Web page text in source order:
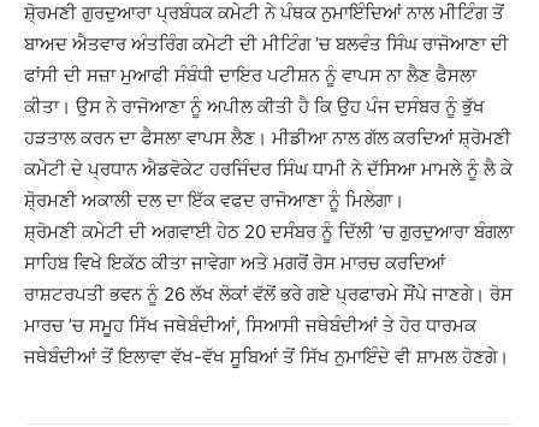
ਸ਼ੋ੍ਰਮਣੀ ਗੁਰਦੁਆਰਾ ਪ੍ਰਬੰਧਕ ਕਮੇਟੀ ਨੇ ਪੰਥਕ ਨੁਮਾਇੰਦਿਆਂ ਨਾਲ ਮੀਟਿੰਗ ਤੋਂ
ਬਾਅਦ ਐਤਵਾਰ ਅੰਤਰਿੰਗ ਕਮੇਟੀ ਦੀ ਮੀਟਿੰਗ ’ਚ ਬਲਵੰਤ ਸਿੰਘ ਰਾਜੋਆਣਾ ਦੀ
ਫਾਂਸੀ ਦੀ ਸਜ਼ਾ ਮੁਆਫੀ ਸੰਬੰਧੀ ਦਾਇਰ ਪਟੀਸ਼ਨ ਨੂੰ ਵਾਪਸ ਨਾ ਲੈਣ ਫੈਸਲਾ
ਕੀਤਾ। ਉਸ ਨੇ ਰਾਜੋਆਣਾ ਨੂੰ ਅਪੀਲ ਕੀਤੀ ਹੈ ਕਿ ਉਹ ਪੰਜ ਦਸੰਬਰ ਨੂੰ ਭੁੱਖ
ਹੜਤਾਲ ਕਰਨ ਦਾ ਫੈਸਲਾ ਵਾਪਸ ਲੈਣ। ਮੀਡੀਆ ਨਾਲ ਗੱਲ ਕਰਦਿਆਂ ਸ਼੍ਰੋਮਣੀ
ਕਮੇਟੀ ਦੇ ਪ੍ਰਧਾਨ ਐਡਵੋਕੇਟ ਹਰਜਿੰਦਰ ਸਿੰਘ ਧਾਮੀ ਨੇ ਦੱਸਿਆ ਮਾਮਲੇ ਨੂੰ ਲੈ ਕੇ
ਸ਼ੋ੍ਰਮਣੀ ਅਕਾਲੀ ਦਲ ਦਾ ਇੱਕ ਵਫਦ ਰਾਜੋਆਣਾ ਨੂੰ ਮਿਲੇਗਾ।
ਸ਼੍ਰੋਮਣੀ ਕਮੇਟੀ ਦੀ ਅਗਵਾਈ ਹੇਠ 20 ਦਸੰਬਰ ਨੂੰ ਦਿੱਲੀ ’ਚ ਗੁਰਦੁਆਰਾ ਬੰਗਲਾ
ਸਾਹਿਬ ਵਿਖੇ ਇਕੱਠ ਕੀਤਾ ਜਾਵੇਗਾ ਅਤੇ ਮਗਰੋਂ ਰੋਸ ਮਾਰਚ ਕਰਦਿਆਂ
ਰਾਸ਼ਟਰਪਤੀ ਭਵਨ ਨੂੰ 26 ਲੱਖ ਲੋਕਾਂ ਵੱਲੋਂ ਭਰੇ ਗਏ ਪ੍ਰਫਾਰਮੇ ਸੌਂਪੇ ਜਾਣਗੇ। ਰੋਸ
ਮਾਰਚ ’ਚ ਸਮੂਹ ਸਿੱਖ ਜਥੇਬੰਦੀਆਂ, ਸਿਆਸੀ ਜਥੇਬੰਦੀਆਂ ਤੇ ਹੋਰ ਧਾਰਮਕ
ਜਥੇਬੰਦੀਆਂ ਤੋਂ ਇਲਾਵਾ ਵੱਖ-ਵੱਖ ਸੂਬਿਆਂ ਤੋਂ ਸਿੱਖ ਨੁਮਾਇੰਦੇ ਵੀ ਸ਼ਾਮਲ ਹੋਣਗੇ।